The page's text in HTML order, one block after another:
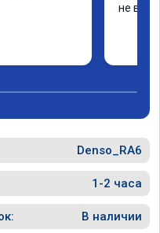
не
Denso_RA6
1-2 часа
В наличии